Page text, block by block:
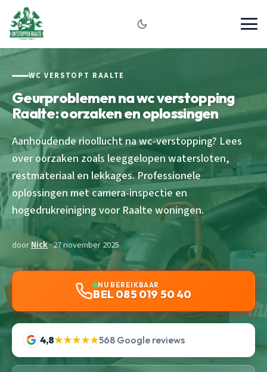
WC VERSTOPT RAALTE
Geurproblemen na wc verstopping
Raalte: oorzaken en oplossingen
Aanhoudende rioollucht na wc-verstopping? Lees
over oorzaken zoals leeggelopen watersloten,
restmateriaal en lekkages. Professionele
oplossingen met camera-inspectie en
hogedrukreiniging voor Raalte woningen.
doorNick· 27 november 2025
NU BEREIKBAAR
BEL 085 019 50 40
4,8★★★★★568 Google reviews